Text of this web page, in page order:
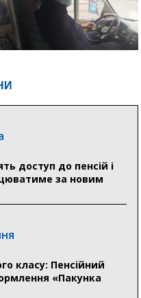
доступ до пенсій і
за новим
класу: Пенсійний
«Пакунка